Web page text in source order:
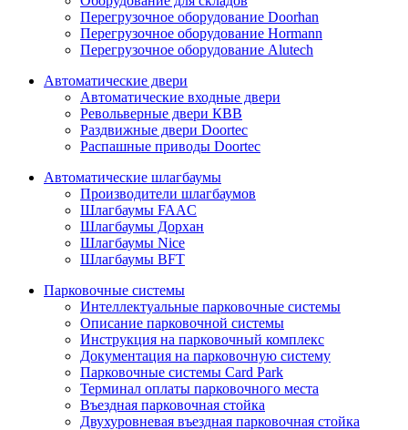
Перегрузочное оборудование Doorhan
Перегрузочное оборудование Hormann
Перегрузочное оборудование Alutech
Автоматические двери
Автоматические входные двери
Револьверные двери КВВ
Раздвижные двери Doortec
Распашные приводы Doortec
Автоматические шлагбаумы
Производители шлагбаумов
Шлагбаумы FAAC
Шлагбаумы Дорхан
Шлагбаумы Nice
Шлагбаумы BFT
Парковочные системы
Интеллектуальные парковочные системы
Описание парковочной системы
Инструкция на парковочный комплекс
Документация на парковочную систему
Парковочные системы Card Park
Терминал оплаты парковочного места
Въездная парковочная стойка
Двухуровневая въездная парковочная стойка